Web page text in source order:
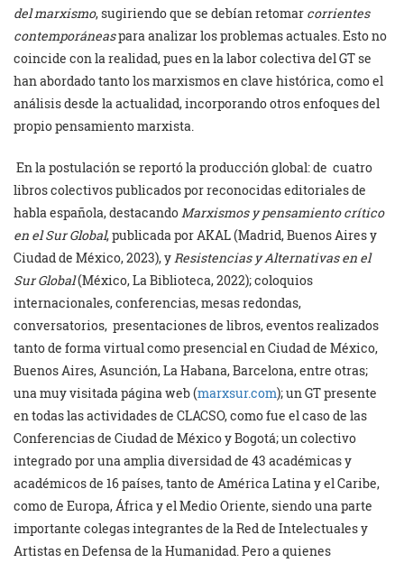
del marxismo, sugiriendo que se debían retomar corrientes
contemporáneaspara analizar los problemas actuales. Esto no
coincide con la realidad, pues en la labor colectiva del GT se
han abordado tanto los marxismos en clave histórica, como el
análisis desde la actualidad, incorporando otros enfoques del
propio pensamiento marxista.
En la postulación se reportó la producción global: de cuatro
libros colectivos publicados por reconocidas editoriales de
habla española, destacandoMarxismos y pensamiento crítico
en el Sur Global, publicada por AKAL (Madrid, Buenos Aires y
Ciudad de México, 2023), yResistencias y Alternativas en el
Sur Global(México, La Biblioteca, 2022); coloquios
internacionales, conferencias, mesas redondas,
conversatorios, presentaciones de libros, eventos realizados
tanto de forma virtual como presencial en Ciudad de México,
Buenos Aires, Asunción, La Habana, Barcelona, entre otras;
una muy visitada página web (marxsur.com); un GT presente
en todas las actividades de CLACSO, como fue el caso de las
Conferencias de Ciudad de México y Bogotá; un colectivo
integrado por una amplia diversidad de 43 académicas y
académicos de 16 países, tanto de América Latina y el Caribe,
como de Europa, África y el Medio Oriente, siendo una parte
importante colegas integrantes de la Red de Intelectuales y
Artistas en Defensa de la Humanidad. Pero a quienes